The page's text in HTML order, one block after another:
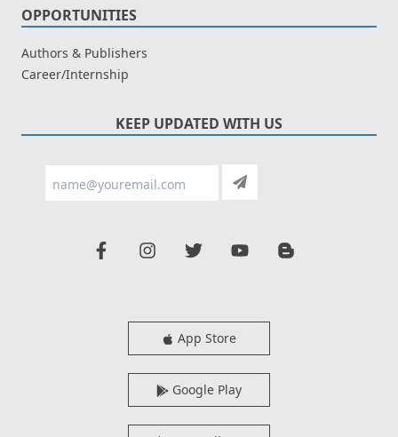
OPPORTUNITIES
Authors & Publishers
Career/Internship
KEEP UPDATED WITH US
App Store
Google Play